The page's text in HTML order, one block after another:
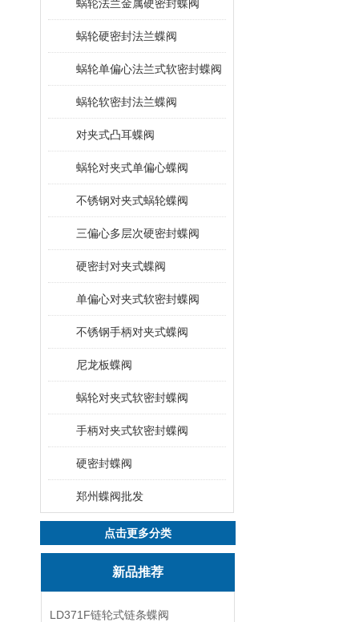
蜗轮法兰金属硬密封蝶阀
蜗轮硬密封法兰蝶阀
蜗轮单偏心法兰式软密封蝶阀
蜗轮软密封法兰蝶阀
对夹式凸耳蝶阀
蜗轮对夹式单偏心蝶阀
不锈钢对夹式蜗轮蝶阀
三偏心多层次硬密封蝶阀
硬密封对夹式蝶阀
单偏心对夹式软密封蝶阀
不锈钢手柄对夹式蝶阀
尼龙板蝶阀
蜗轮对夹式软密封蝶阀
手柄对夹式软密封蝶阀
硬密封蝶阀
郑州蝶阀批发
点击更多分类
新品推荐
LD371F链轮式链条蝶阀